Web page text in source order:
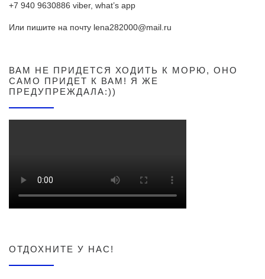
+7 940 9630886 viber, what’s app
Или пишите на почту lena282000@mail.ru
ВАМ НЕ ПРИДЕТСЯ ХОДИТЬ К МОРЮ, ОНО
САМО ПРИДЕТ К ВАМ! Я ЖЕ
ПРЕДУПРЕЖДАЛА:))
ОТДОХНИТЕ У НАС!